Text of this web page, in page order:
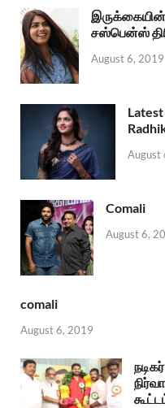
இருக்கையின்
சஸ்பென்ஸ்
August 6, 2019
August
Comali
August 6,
comali
August 6, 2019